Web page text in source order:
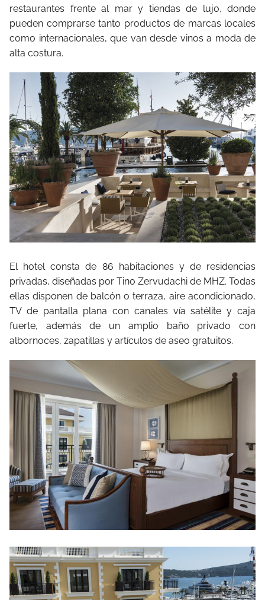
restaurantes frente al mar y tiendas de lujo, donde
pueden comprarse tanto productos de marcas locales
como internacionales, que van desde vinos a moda de
alta costura.
El hotel consta de 86 habitaciones y de residencias
privadas, diseñadas por Tino Zervudachi de MHZ. Todas
ellas disponen de balcón o terraza, aire acondicionado,
TV de pantalla plana con canales vía satélite y caja
fuerte, además de un amplio baño privado con
albornoces, zapatillas y artículos de aseo gratuitos.